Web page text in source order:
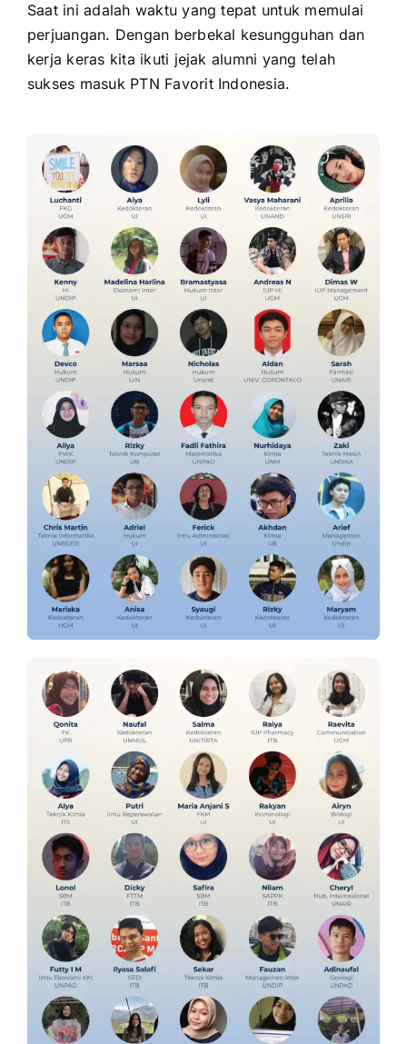
Saat ini adalah waktu yang tepat untuk memulai
perjuangan. Dengan berbekal kesungguhan dan
kerja keras kita ikuti jejak alumni yang telah
sukses masuk PTN Favorit Indonesia.